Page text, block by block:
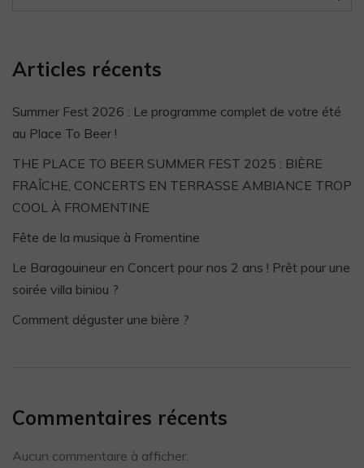
Articles récents
Summer Fest 2026 : Le programme complet de votre été
au Place To Beer !
THE PLACE TO BEER SUMMER FEST 2025 : BIÈRE
FRAÎCHE, CONCERTS EN TERRASSE AMBIANCE TROP
COOL À FROMENTINE
Fête de la musique à Fromentine
Le Baragouineur en Concert pour nos 2 ans ! Prêt pour une
soirée villa biniou ?
Comment déguster une bière ?
Commentaires récents
Aucun commentaire à afficher.